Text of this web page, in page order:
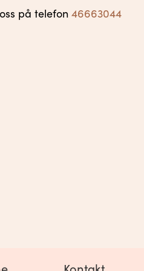
på telefon 46663044